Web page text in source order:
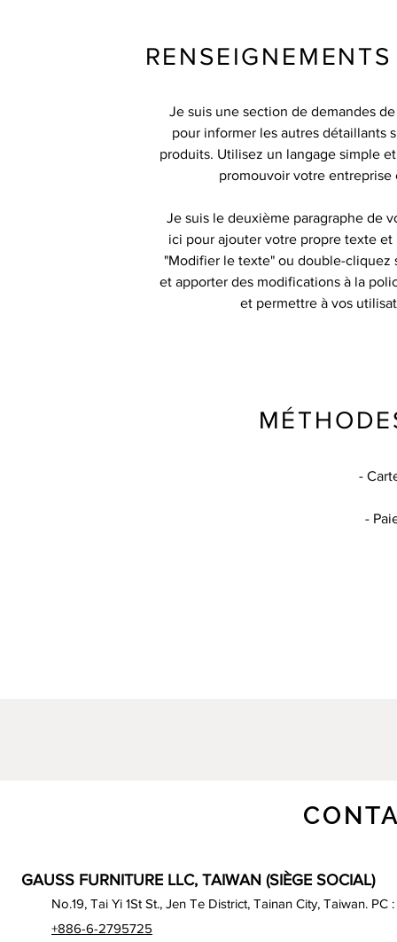
Je suis une section de demandes
pour informer les autres détaillants
produits. Utilisez un langage simple
promouvoir votre entreprise
Je suis le deuxième paragraphe de
ici pour ajouter votre propre texte
"Modifier le texte" ou double-cliquez
et apporter des modifications à la
et permettre à vos
-
-
GAUSS FURNITURE LLC, TAIWAN (SIÈGE SOCIAL)
No.19, Tai Yi 1St St., Jen Te District, Tainan City, Taiwan. PC :
+886-6-2795725